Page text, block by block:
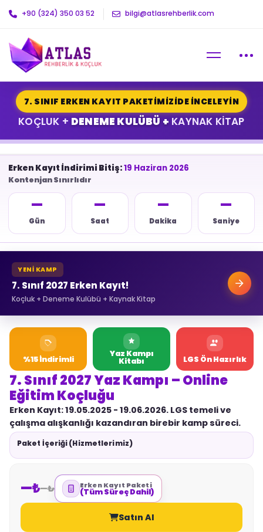
+90 (324) 350 03 52 bilgi@atlasrehberlik.com
7. SINIF ERKEN KAYIT PAKETİMİZİDE İNCELEYİN
KOÇLUK + DENEME KULÜBÜ + KAYNAK KİTAP
Erken Kayıt İndirimi Bitiş:19 Haziran 2026
Kontenjan Sınırlıdır
—
Gün
—
Saat
—
Dakika
—
Saniye
YENİ KAMP
7. Sınıf 2027 Erken Kayıt!
Koçluk + Deneme Kulübü + Kaynak Kitap
%15İndirimli
Yaz Kampı
Kitabı LGS Ön Hazırlık
7. Sınıf 2027 Yaz Kampı – Online
Eğitim Koçluğu
Erken Kayıt:19.05.2025 - 19.06.2026. LGS temeli ve
çalışma alışkanlığı kazandıran birebir kamp süreci.
Paket İçeriği (Hizmetlerimiz)
—₺—₺ Erken Kayıt Paketi
(Tüm Süreç Dahil)
Satın Al